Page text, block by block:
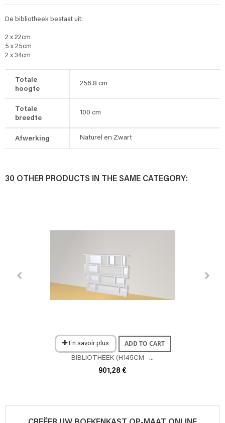
De bibliotheek bestaat uit:
2 x 22cm
5 x 25cm
2 x 34cm
Totale
hoogte
256.8 cm
Totale
breedte
100 cm
Afwerking Naturel en Zwart
30 OTHER PRODUCTS IN THE SAME CATEGORY:
En savoir plus ADD TO CART
BIBLIOTHEEK (H145CM -...
901,28 €